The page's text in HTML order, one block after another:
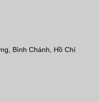
Bình Chánh, Hồ Chí